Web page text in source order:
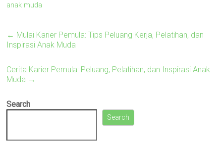
anak muda
← Mulai Karier Pemula: Tips Peluang Kerja, Pelatihan, dan
Inspirasi Anak Muda
Cerita Karier Pemula: Peluang, Pelatihan, dan Inspirasi Anak
Muda →
Search
Search